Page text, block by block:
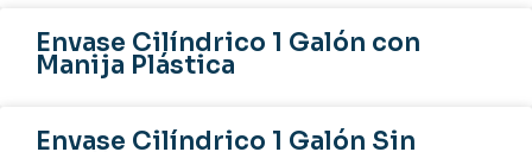
Envase Cilíndrico 1 Galón con
Manija Plástica
Envase Cilíndrico 1 Galón Sin